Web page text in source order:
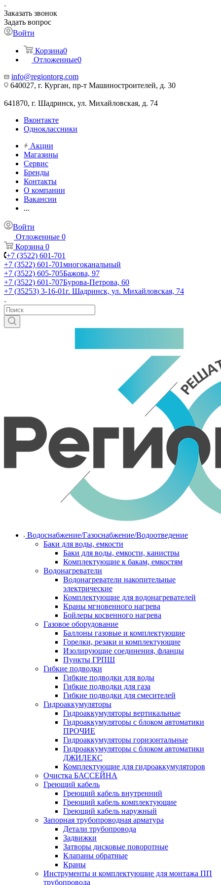
Заказать звонок
Задать вопрос
Войти
Корзина0
Отложенные0
info@regiontorg.com
640027, г. Курган, пр-т Машиностроителей, д. 30
641870, г. Шадринск, ул. Михайловская, д. 74
Вконтакте
Одноклассники
Акции
Магазины
Сервис
Бренды
Контакты
О компании
Вакансии
...
Войти
Отложенные 0
Корзина 0
+7 (3522) 601-701
+7 (3522) 601-701многоканальный
+7 (3522) 605-705Бажова, 97
+7 (3522) 601-707Бурова-Петрова, 60
+7 (35253) 3-16-01г. Шадринск, ул. Михайловская, 74
Водоснабжение/Газоснабжение/Водоотведение
Баки для воды, емкости
Баки для воды, емкости, канистры
Комплектующие к бакам, емкостям
Водонагреватели
Водонагреватели накопительные
электрические
Комплектующие для водонагревателей
Краны мгновенного нагрева
Бойлеры косвенного нагрева
Газовое оборудование
Баллоны газовые и комплектующие
Горелки, резаки и комплектующие
Изолирующие соединения, фланцы
Пункты ГРПШ
Гибкие подводки
Гибкие подводки для воды
Гибкие подводки для газа
Гибкие подводки для смесителей
Гидроаккумуляторы
Гидроаккумуляторы вертикальные
Гидроаккумуляторы с блоком автоматики
ПРОЧИЕ
Гидроаккумуляторы горизонтальные
Гидроаккумуляторы с блоком автоматики
ДЖИЛЕКС
Комплектующие для гидроаккумуляторов
Очистка БАССЕЙНА
Греющий кабель
Греющий кабель внутренний
Греющий кабель комплектующие
Греющий кабель наружный
Запорная трубопроводная арматура
Детали трубопровода
Задвижки
Затворы дисковые поворотные
Клапаны обратные
Краны
Инструменты и комплектующие для монтажа ПП
трубопровода